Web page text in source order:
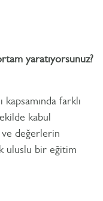
yaratıyorsunuz?
farklı
kabul
değerlerin
uluslu bir eğitim